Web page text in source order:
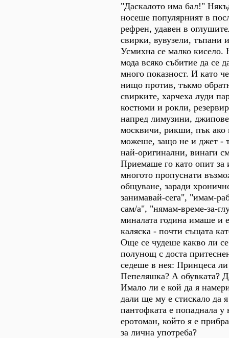
"Даскалото има бал!"
носеше популярният в
рефрен, удавен в
свирки, вувузели, тъпани
Усмихна се малко кисело.
мода всяко събитие да се
много показност. И като
нищо против, тъкмо
свирките, харчеха луди
костюми и рокли,
напред лимузини,
москвичи, рикши, пък ако
можеше, защо не и джет -
най-оригинални, винаги
Приемаше го като опит за
многото пропуснати
общуване, заради
занимавай-сега", "имам-
сам/а", "нямам-време-за-
миналата година имаше и
каляска - почти същата
Още се чудеше какво ли
полунощ с доста
седеше в нея: Принцеса
Пепеляшка? А обувката?
Имало ли е кой да я
дали ще му е стискало да
пантофката е попаднала
еротоман, който я е
за лична употреба?